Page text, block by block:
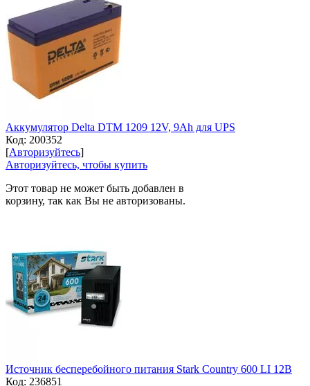
Аккумулятор Delta DTM 1209 12V, 9Ah для UPS
Код: 200352
[Авторизуйтесь]
Авторизуйтесь, чтобы купить
Этот товар не может быть добавлен в
корзину, так как Вы не авторизованы.
Источник бесперебойного питания Stark Country 600 LI 12В
Код: 236851